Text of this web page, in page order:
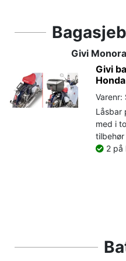
Givi
Givi
Varenr:
Låsbar
med i
tilbehør
2 på